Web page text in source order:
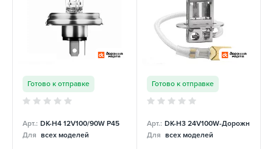
Готово к отправке
Арт.: DK-H4 12V100/90W P45
Для всех моделей
Готово к отправке
Арт.: DK-H3 24V100W-Дорожн
Для всех моделей